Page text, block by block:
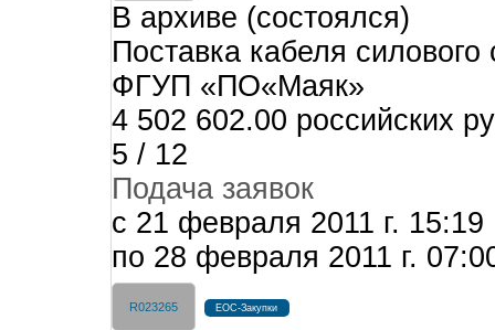
В архиве (состоялся)
Поставка кабеля
ФГУП «ПО«Маяк»
4 502 602.00 российских
5 / 12
Подача заявок
c 21 февраля 2011 г. 15:19
по 28 февраля 2011 г.
R023265 ЕОС-Закупки